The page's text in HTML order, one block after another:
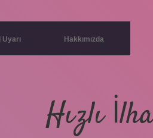
Uyarı Hakkımızda
Hızlı